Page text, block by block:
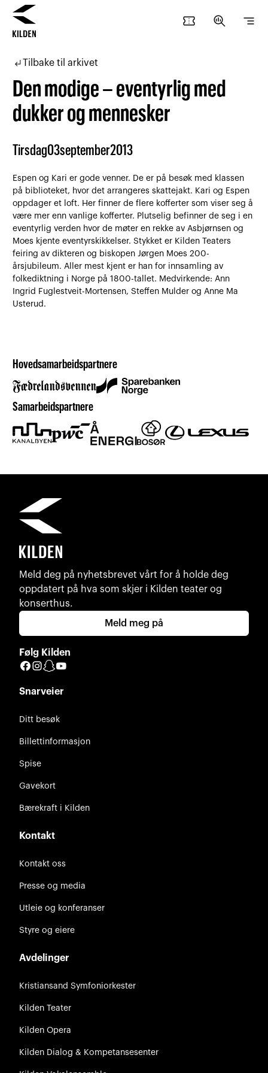
confirmation_number search_insights segment
subdirectory_arrow_leftTilbake til arkivet
Den modige – eventyrlig med
dukker og mennesker
Tirsdag03september2013
Espen og Kari er gode venner. De er på besøk med klassen
på biblioteket, hvor det arrangeres skattejakt. Kari og Espen
oppdager et loft. Her finner de flere kofferter som viser seg å
være mer enn vanlige kofferter. Plutselig befinner de seg i en
eventyrlig verden hvor de møter en rekke av Asbjørnsen og
Moes kjente eventyrskikkelser. Stykket er Kilden Teaters
feiring av dikteren og biskopen Jørgen Moes 200-
årsjubileum. Aller mest kjent er han for innsamling av
folkediktning i Norge på 1800-tallet. Medvirkende: Ann
Ingrid Fuglestveit-Mortensen, Steffen Mulder og Anne Ma
Usterud.
Hovedsamarbeidspartnere
Samarbeidspartnere
Meld deg på nyhetsbrevet vårt for å holde deg
oppdatert på hva som skjer i Kilden teater og
konserthus.
Meld meg på
Følg Kilden
Facebook
Instagram
Snapchat
Snarveier
Ditt besøk
Billettinformasjon
Spise
Gavekort
Bærekraft i Kilden
Kontakt
Kontakt oss
Presse og media
Utleie og konferanser
Styre og eiere
Avdelinger
Kristiansand Symfoniorkester
Kilden Teater
Kilden Opera
Kilden Dialog & Kompetansesenter